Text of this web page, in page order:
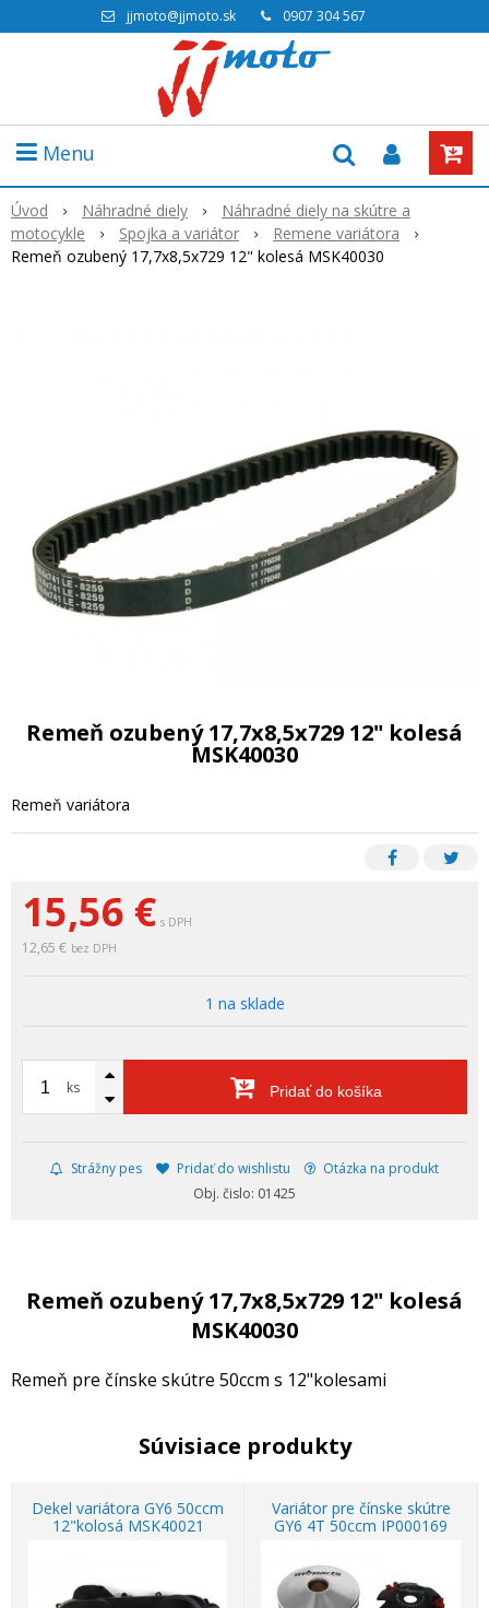
jjmoto@jjmoto.sk 0907 304 567
Menu
Úvod Náhradné diely
Náhradné diely na skútre a
motocykle
Spojka a variátor
Remene variátora
Remeň ozubený 17,7x8,5x729 12" kolesá MSK40030
15,56 € s DPH
12,65 € bez DPH
1 na sklade
ks Pridať do košíka
Strážny pes Pridať do wishlistu
Otázka na produkt
Obj. čislo: 01425
Remeň ozubený 17,7x8,5x729 12" kolesá
MSK40030
Remeň variátora
Remeň ozubený 17,7x8,5x729 12" kolesá
MSK40030
Remeň pre čínske skútre 50ccm s 12"kolesami
Súvisiace produkty
Dekel variátora GY6 50ccm
12"kolosá MSK40021
Variátor pre čínske skútre
GY6 4T 50ccm IP000169